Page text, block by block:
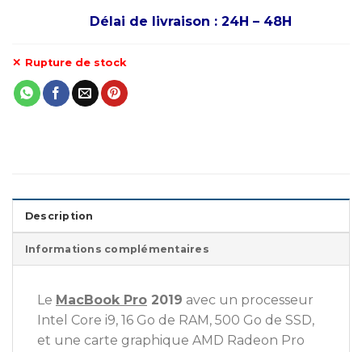
Délai de livraison : 24H – 48H
Rupture de stock
Description
Informations complémentaires
Le MacBook Pro 2019 avec un processeur
Intel Core i9, 16 Go de RAM, 500 Go de SSD,
et une carte graphique AMD Radeon Pro